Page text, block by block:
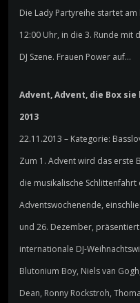
Die Lady Partyreihe startet
12:00 Uhr, in die 3. Runde
DJ Szene. Frauen Power auf…
Advent, Advent, die Box
2013
22.11.2013 – Kategorie:
Zum 1. Advent wird das erste
die musikalische
Adventswochenende,
und 26. Dezember,
internationale DJ-
Blutonium Boy, Niels van Gogh,
Dean, Ronny Rockstroh,